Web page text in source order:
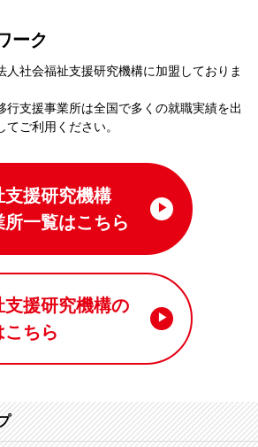
ーク
⼈社会福祉⽀援研究機構に加盟しておりま
⾏⽀援事業所は全国で多くの就職実績を出
てご利⽤ください。
支援研究機構
所一覧はこちら
支援研究機構の
ちら